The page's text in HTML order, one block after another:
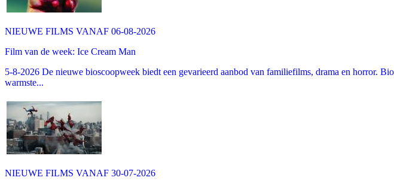
NIEUWE FILMS VANAF 06-08-2026
Film van de week: Ice Cream Man
5-8-2026 De nieuwe bioscoopweek biedt een gevarieerd aanbod van familiefilms, drama en horror.
warmste...
NIEUWE FILMS VANAF 30-07-2026